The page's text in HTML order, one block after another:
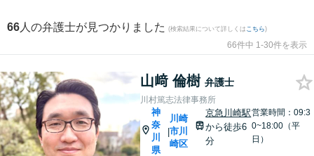
66 人の弁護士が見つかりました (検索結果について詳しくは こちら)
66件中 1-30件を表示
山﨑 倫樹 弁護士
川村篤志法律事務所
神
奈
川
県
|
川崎
市川
崎区
京急川崎駅
から徒歩6
分
営業時間：09:3
0~18:00（平
日）